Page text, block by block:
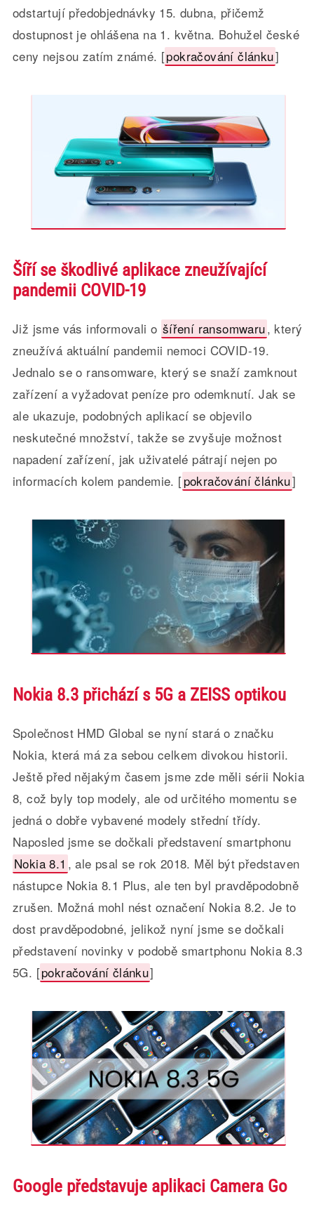
odstartují předobjednávky 15. dubna, přičemž
dostupnost je ohlášena na 1. května. Bohužel české
ceny nejsou zatím známé. [pokračování článku]
Šíří se škodlivé aplikace zneužívající
pandemii COVID-19
Již jsme vás informovali o šíření ransomwaru, který
zneužívá aktuální pandemii nemoci COVID-19.
Jednalo se o ransomware, který se snaží zamknout
zařízení a vyžadovat peníze pro odemknutí. Jak se
ale ukazuje, podobných aplikací se objevilo
neskutečné množství, takže se zvyšuje možnost
napadení zařízení, jak uživatelé pátrají nejen po
informacích kolem pandemie. [pokračování článku]
Nokia 8.3 přichází s 5G a ZEISS optikou
Společnost HMD Global se nyní stará o značku
Nokia, která má za sebou celkem divokou historii.
Ještě před nějakým časem jsme zde měli sérii Nokia
8, což byly top modely, ale od určitého momentu se
jedná o dobře vybavené modely střední třídy.
Naposled jsme se dočkali představení smartphonu
Nokia 8.1 , ale psal se rok 2018. Měl být představen
nástupce Nokia 8.1 Plus, ale ten byl pravděpodobně
zrušen. Možná mohl nést označení Nokia 8.2. Je to
dost pravděpodobné, jelikož nyní jsme se dočkali
představení novinky v podobě smartphonu Nokia 8.3
5G. [pokračování článku]
Google představuje aplikaci Camera Go